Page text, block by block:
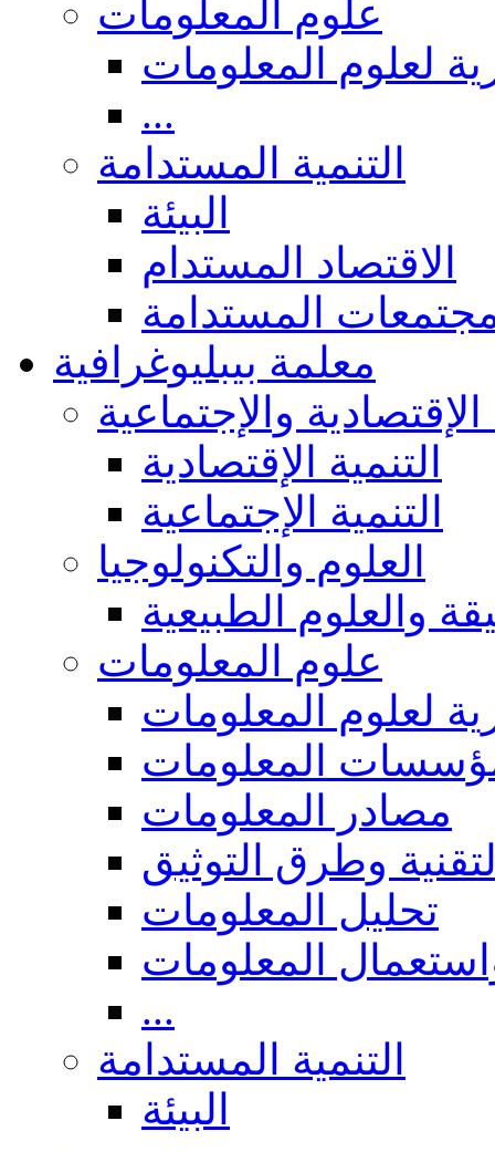
علوم المعلومات
لعلوم المعلومات
...
التنمية المستدامة
البيئة
الاقتصاد المستدام
المستدامة
معلمة بيبليوغرافية
الإقتصادية والإجتماعية
التنمية الإقتصادية
التنمية الإجتماعية
العلوم والتكنولوجيا
والعلوم الطبيعية
علوم المعلومات
لعلوم المعلومات
المعلومات
مصادر المعلومات
وطرق التوثيق
تحليل المعلومات
المعلومات
...
التنمية المستدامة
البيئة